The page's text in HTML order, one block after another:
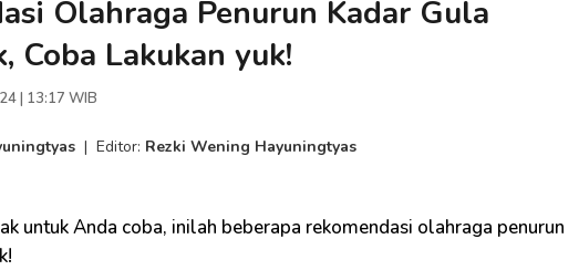
Olahraga Penurun Kadar Gula
Coba Lakukan yuk!
| 13:17 WIB
| Editor: Rezki Wening Hayuningtyas
untuk Anda coba, inilah beberapa rekomendasi olahraga penurun